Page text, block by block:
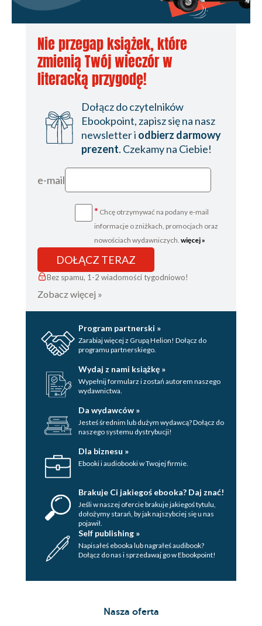
Nie przegap książek, które
zmienią Twój wieczór w
literacką przygodę!
Dołącz do czytelników
Ebookpoint, zapisz się na nasz
newsletter i odbierz darmowy
prezent. Czekamy na Ciebie!
e-mail
* Chcę otrzymywać na podany e-mail
informacje o zniżkach, promocjach oraz
nowościach wydawniczych. więcej »
DOŁĄCZ TERAZ
Bez spamu, 1-2 wiadomości tygodniowo!
Zobacz więcej »
Program partnerski »
Zarabiaj więcej z Grupą Helion! Dołącz do
programu partnerskiego.
Wydaj z nami książkę »
Wypełnij formularz i zostań autorem naszego
wydawnictwa.
Da wydawców »
Jesteś średnim lub dużym wydawcą? Dołącz do
naszego systemu dystrybucji!
Dla biznesu »
Ebooki i audiobooki w Twojej firmie.
Brakuje Ci jakiegoś ebooka? Daj znać!
Jeśli w naszej ofercie brakuje jakiegoś tytulu,
dołożymy starań, by jak najszybciej się u nas
pojawił.
Self publishing »
Napisałeś ebooka lub nagrałeś audibook?
Dołącz do nas i sprzedawaj go w Ebookpoint!
Nasza oferta